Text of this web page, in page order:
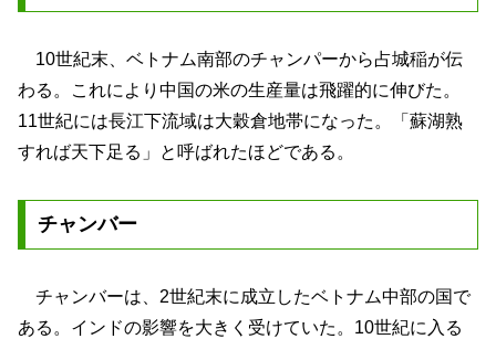
10世紀末、ベトナム南部のチャンパーから占城稲が伝
わる。これにより中国の米の生産量は飛躍的に伸びた。
11世紀には長江下流域は大穀倉地帯になった。「蘇湖熟
すれば天下足る」と呼ばれたほどである。
チャンバー
チャンバーは、2世紀末に成立したベトナム中部の国で
ある。インドの影響を大きく受けていた。10世紀に入る